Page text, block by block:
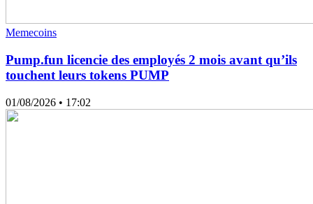
Memecoins
Pump.fun licencie des employés 2 mois avant qu’ils
touchent leurs tokens PUMP
01/08/2026 • 17:02